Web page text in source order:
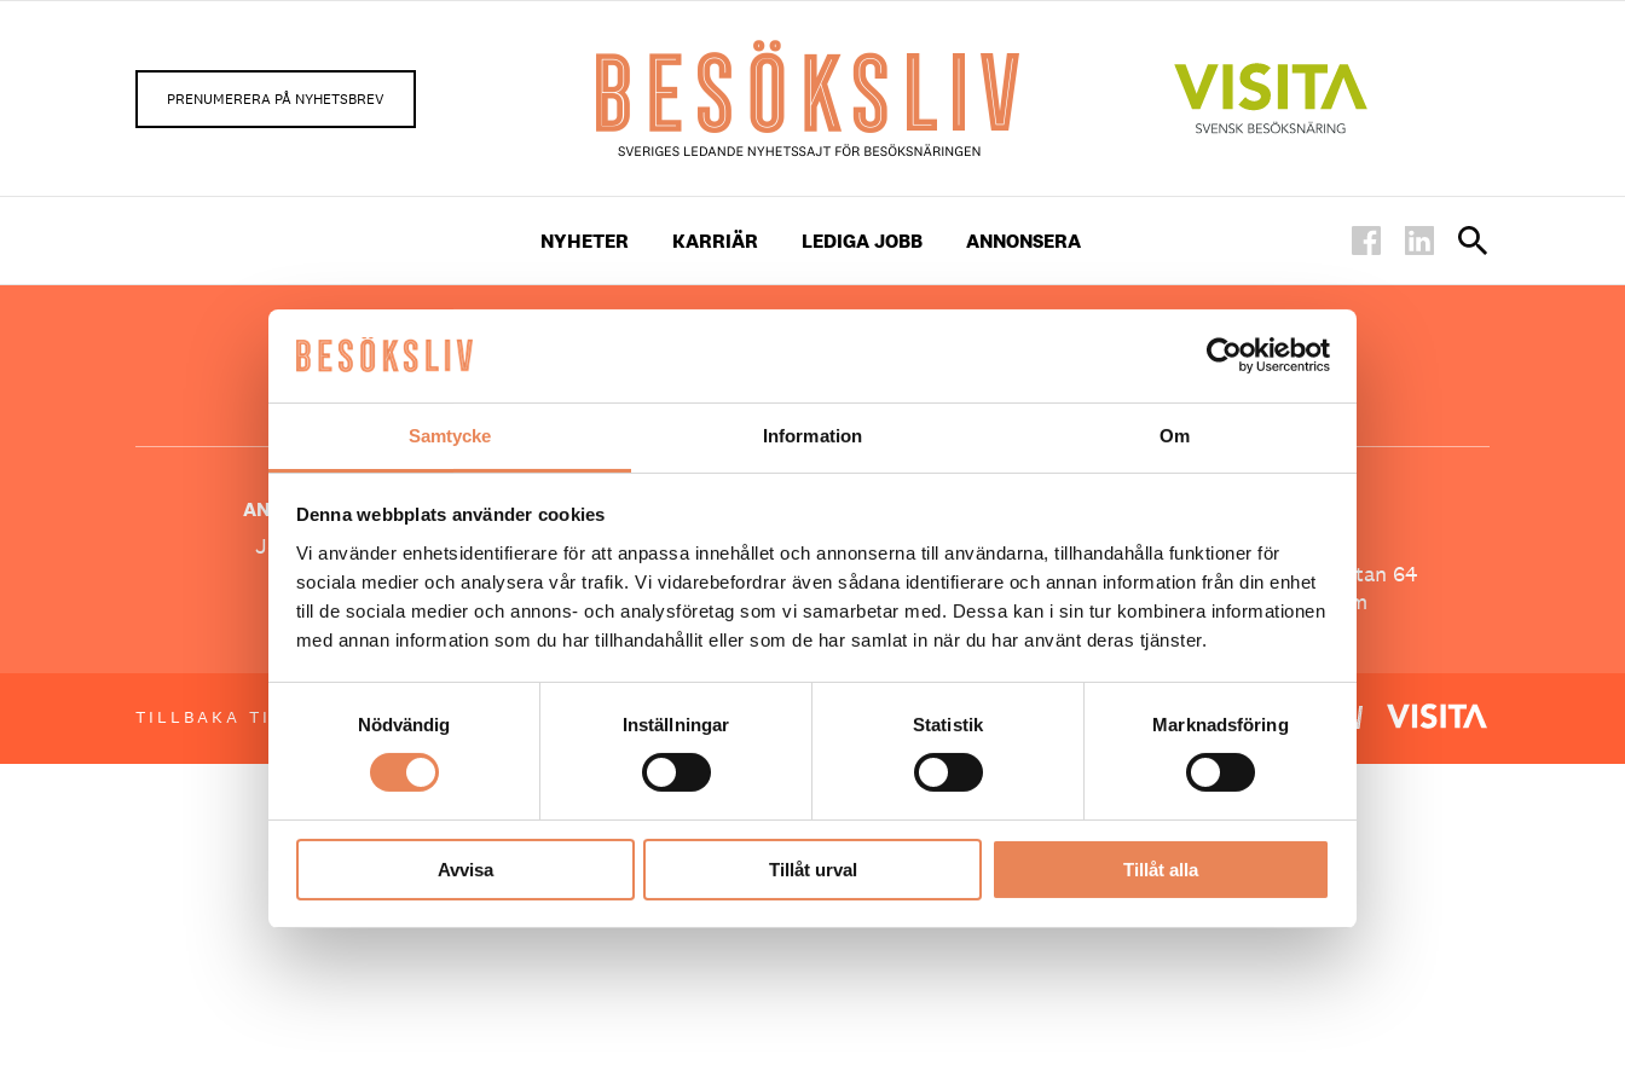
Samtycke Information Om
Denna webbplats använder cookies
Vi använder enhetsidentifierare för att anpassa innehållet och annonserna till användarna, tillhandahålla funktioner för
sociala medier och analysera vår trafik. Vi vidarebefordrar även sådana identifierare och annan information från din enhet
till de sociala medier och annons- och analysföretag som vi samarbetar med. Dessa kan i sin tur kombinera informationen
med annan information som du har tillhandahållit eller som de har samlat in när du har använt deras tjänster.
Nödvändig
Inställningar Statistik Marknadsföring
Avvisa Tillåt urval Tillåt alla
PRENUMERERA PÅ NYHETSBREV
NYHETER KARRIÄR LEDIGA JOBB ANNONSERA
Hos oss läser du landets mest uppdaterade nyheter och snackisar inom
besöksnäringen. Besöksliv i sin tryckta form är ett affärsmagasin för ägare
ANSVARIG UTGIVARE
Jonas Siljhammar
Allt material på besoksliv.se är skyddat
enligt lagen om upphovsrätt.
Besöksliv
Spoon, Brännkyrkagatan 64
118 23 Stockholm
TILLBAKA TILL TOPPEN OM BESÖKSLIV PRENUMERERA ANNONSERA